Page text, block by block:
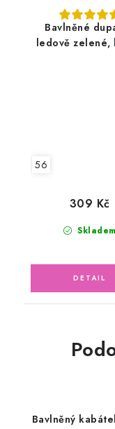
Bavlněné
ledově zelené,
56
Skladem
309 Kč
Bavlněný